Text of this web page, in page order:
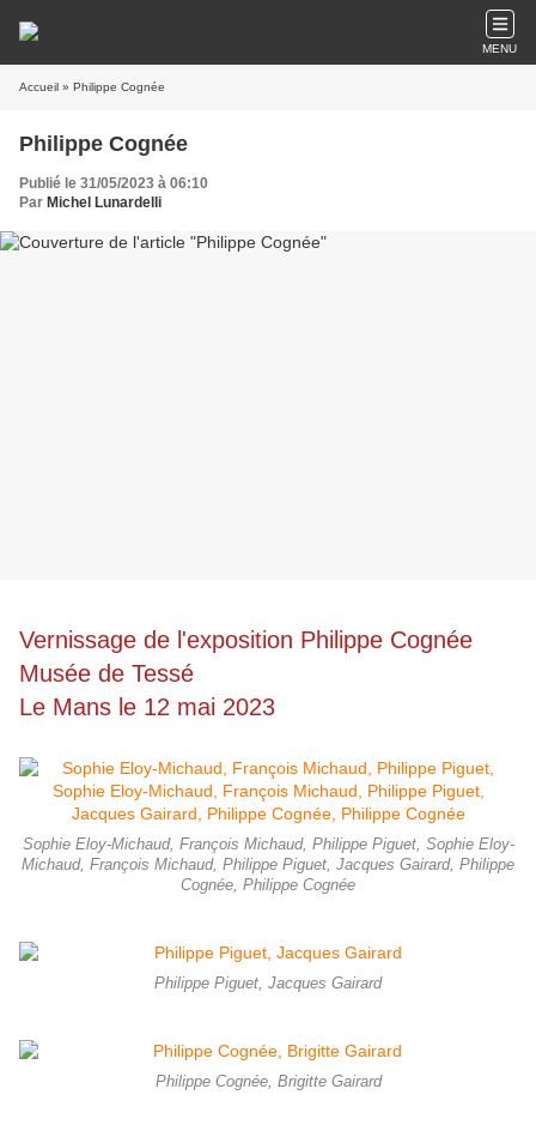
MENU
Accueil » Philippe Cognée
Philippe Cognée
Publié le 31/05/2023 à 06:10
Par Michel Lunardelli
Vernissage de l'exposition Philippe Cognée
Musée de Tessé
Le Mans le 12 mai 2023
Sophie Eloy-Michaud, François Michaud, Philippe Piguet, Sophie Eloy-
Michaud, François Michaud, Philippe Piguet, Jacques Gairard, Philippe
Cognée, Philippe Cognée
Philippe Piguet, Jacques Gairard
Philippe Cognée, Brigitte Gairard